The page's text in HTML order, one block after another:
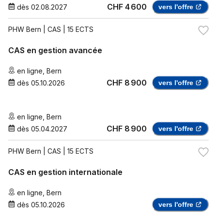
dès 02.08.2027 CHF 4 600 vers l'offre
PHW Bern | CAS | 15 ECTS
CAS en gestion avancée
en ligne Bern
dès 05.10.2026 CHF 8 900 vers l'offre
en ligne Bern
dès 05.04.2027 CHF 8 900 vers l'offre
PHW Bern | CAS | 15 ECTS
CAS en gestion internationale
en ligne Bern
dès 05.10.2026 vers l'offre